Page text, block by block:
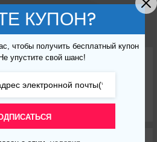
КУПОН?
чтобы получить бесплатный купон
упустите свой шанс!